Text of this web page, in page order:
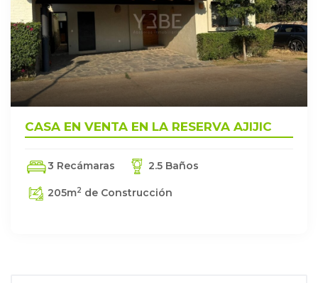
CASA EN VENTA EN LA RESERVA AJIJIC
3 Recámaras 2.5 Baños
205m2 de Construcción